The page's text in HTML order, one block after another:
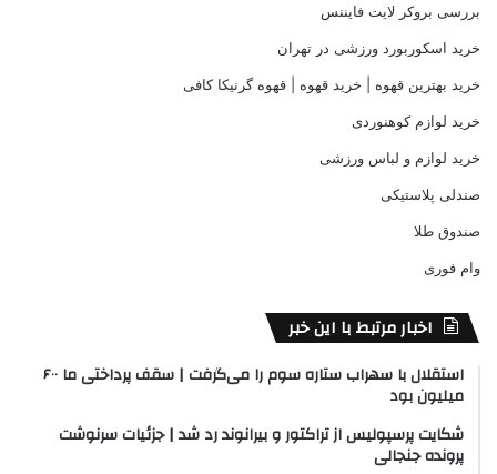
بررسی بروکر لایت فایننس
خرید اسکوربورد ورزشی در تهران
خرید بهترین قهوه | خرید قهوه | قهوه گرنیکا کافی
خرید لوازم کوهنوردی
خرید لوازم و لباس ورزشی
صندلی پلاستیکی
صندوق طلا
وام فوری
اخبار مرتبط با این خبر
استقلال با سهراب ستاره سوم را می‌گرفت | سقف پرداختی ما ۶۰۰
میلیون بود
شکایت پرسپولیس از تراکتور و بیرانوند رد شد | جزئیات سرنوشت
پرونده جنجالی